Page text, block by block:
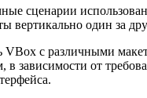
сценарии
вертикально один за
с различными
зависимости от